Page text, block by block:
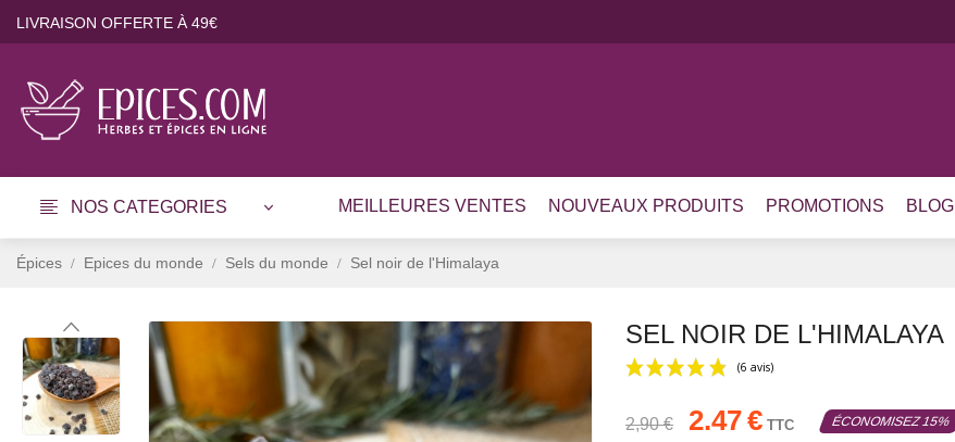
LIVRAISON OFFERTE À 49€
NOS CATEGORIES MEILLEURES VENTES NOUVEAUX PRODUITS PROMOTIONS BLOG
Épices Epices du monde Sels du monde Sel noir de l'Himalaya
SEL NOIR DE L'HIMALAYA
(6 avis)
2,90 € 2.47€ TTC ÉCONOMISEZ 15%